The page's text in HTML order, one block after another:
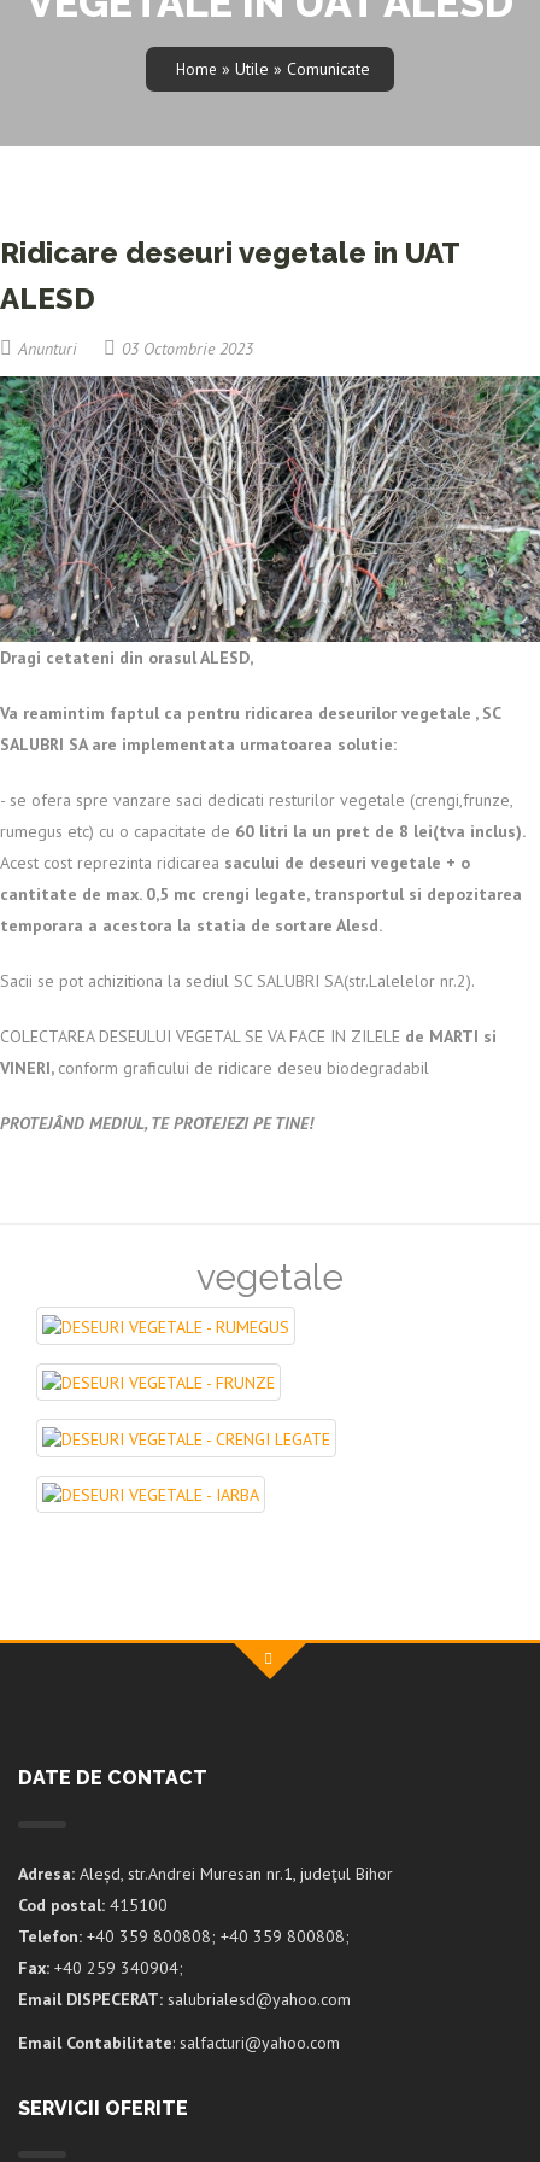
Home » Utile » Comunicate
Ridicare deseuri vegetale in UAT
ALESD
Anunturi 03 Octombrie 2023
Dragi cetateni din orasul ALESD,
Va reamintim faptul ca pentru ridicarea deseurilor vegetale , SC
SALUBRI SA are implementata urmatoarea solutie:
- se ofera spre vanzare saci dedicati resturilor vegetale (crengi,frunze,
rumegus etc) cu o capacitate de 60 litri la un pret de 8 lei(tva inclus).
Acest cost reprezinta ridicarea sacului de deseuri vegetale + o
cantitate de max. 0,5 mc crengi legate, transportul si depozitarea
temporara a acestora la statia de sortare Alesd.
Sacii se pot achizitiona la sediul SC SALUBRI SA(str.Lalelelor nr.2).
COLECTAREA DESEULUI VEGETAL SE VA FACE IN ZILELE de MARTI si
VINERI, conform graficului de ridicare deseu biodegradabil
PROTEJÂND MEDIUL, TE PROTEJEZI PE TINE!
vegetale
DATE DE CONTACT
Adresa: Aleșd, str.Andrei Muresan nr.1, judeţul Bihor
Cod postal: 415100
Telefon: +40 359 800808; +40 359 800808;
Fax: +40 259 340904;
Email DISPECERAT: salubrialesd@yahoo.com
Email Contabilitate: salfacturi@yahoo.com
SERVICII OFERITE